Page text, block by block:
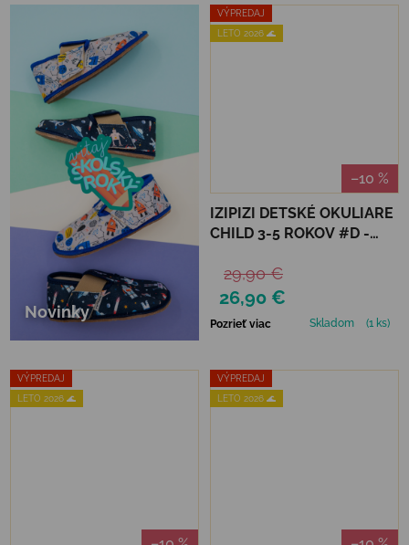
Novinky
VÝPREDAJ
LETO 2026 🌊
–10 %
IZIPIZI DETSKÉ OKULIARE
CHILD 3-5 ROKOV #D -
26,90 €
29,90 €
Pozrieť viac Skladom (1 ks)
VÝPREDAJ
LETO 2026 🌊
VÝPREDAJ
LETO 2026 🌊